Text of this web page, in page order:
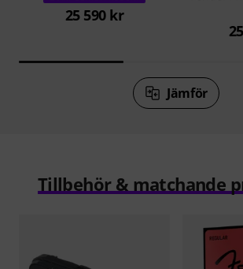
25 590 kr
Jämför
Tillbehör & matchande